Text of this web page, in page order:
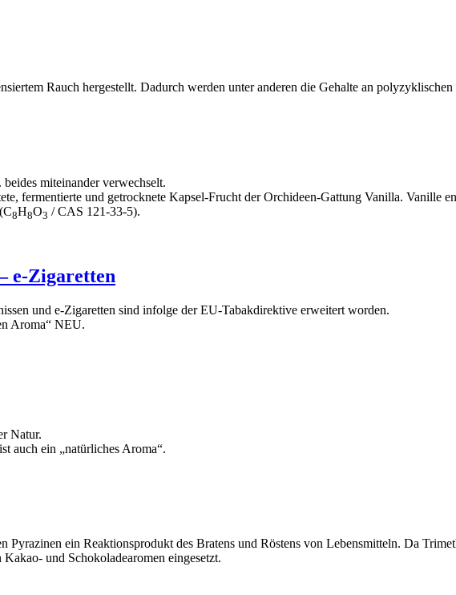
Rauch hergestellt. Dadurch werden unter anderen die Gehalte an
miteinander verwechselt.
fermentierte und getrocknete Kapsel-Frucht der Orchideen-Gattung Vanilla. Vanille
8H8O3 / CAS 121-33-5).
e-Zigaretten
und e-Zigaretten sind infolge der EU-Tabakdirektive erweitert worden.
Aroma“ NEU.
Natur.
auch ein „natürliches Aroma“.
ein Reaktionsprodukt des Bratens und Röstens von Lebensmitteln. Da
und Schokoladearomen eingesetzt.